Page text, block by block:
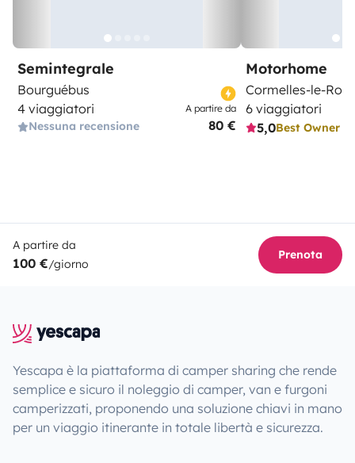
Semintegrale
Bourguébus
4 viaggiatori
Nessuna recensione
A partire da
80 €
Motorhome
Cormelles-le-
6 viaggiatori
5,0Best Owner
A partire da
100 €/giorno
Prenota
Yescapa è la piattaforma di camper sharing che rende
semplice e sicuro il noleggio di camper, van e furgoni
camperizzati, proponendo una soluzione chiavi in mano
per un viaggio itinerante in totale libertà e sicurezza.